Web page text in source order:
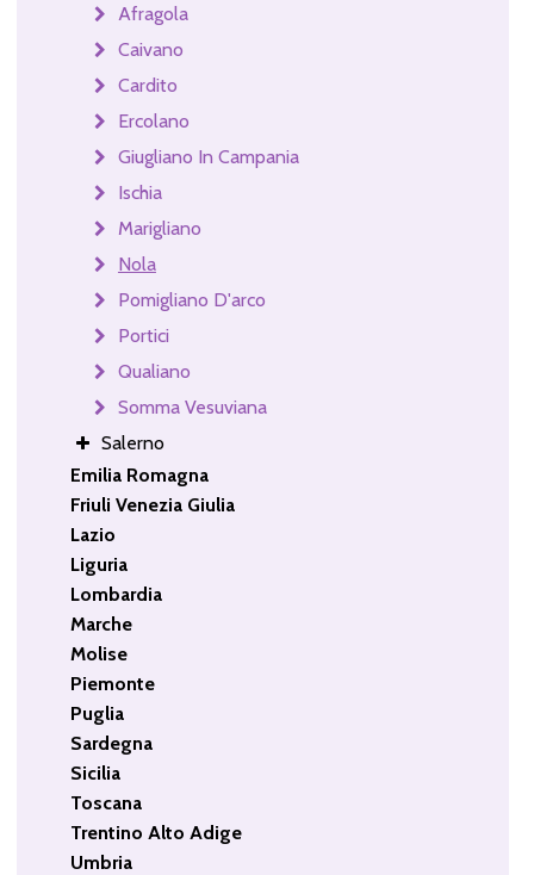
Afragola
Caivano
Cardito
Ercolano
Giugliano In Campania
Ischia
Marigliano
Nola
Pomigliano D'arco
Portici
Qualiano
Somma Vesuviana
Salerno
Emilia Romagna
Friuli Venezia Giulia
Lazio
Liguria
Lombardia
Marche
Molise
Piemonte
Puglia
Sardegna
Sicilia
Toscana
Trentino Alto Adige
Umbria